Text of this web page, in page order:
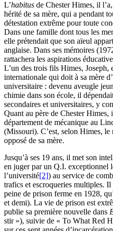
L’habitus de Chester Himes, il
hérité de sa mère, qui a pendant
détestation extrême pour toute
Dans une famille dont tous les
elle prétendait que son aïeul
anglaise. Dans ses mémoires
rattachera les aspirations
L’un des trois fils Himes, Joseph,
internationale qui doit à sa mère
universitaire : devenu aveugle
chimie dans son école, il
secondaires et universitaires, y
Quant au père de Chester Himes,
département de mécanique au
(Missouri). C’est, selon Himes, le
opposé de sa mère.
Jusqu’à ses 19 ans, il met son
en juger par un Q.I. exceptionnel
l’université[2]) au service de
trafics et escroqueries multiples. Il
peine de prison ferme en 1928,
et demi). La vie de prison est
publie sa première nouvelle dans
stir »), suivie de « To What Red